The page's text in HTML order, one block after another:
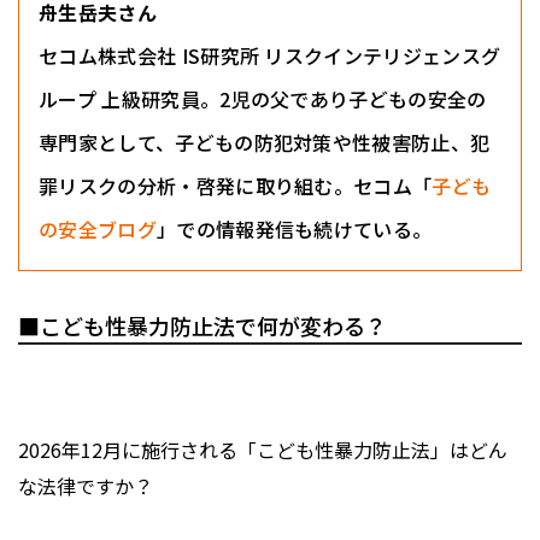
舟生岳夫さん
セコム株式会社 IS研究所 リスクインテリジェンスグ
ループ 上級研究員。2児の父であり子どもの安全の
専門家として、子どもの防犯対策や性被害防止、犯
罪リスクの分析・啓発に取り組む。セコム「子ども
の安全ブログ」での情報発信も続けている。
■こども性暴力防止法で何が変わる？
――2026年12月に施行される「こども性暴力防止法」はどん
な法律ですか？